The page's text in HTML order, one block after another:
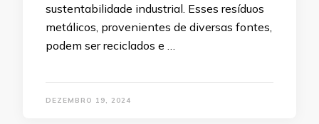
sustentabilidade industrial. Esses resíduos
metálicos, provenientes de diversas fontes,
podem ser reciclados e …
DEZEMBRO 19, 2024